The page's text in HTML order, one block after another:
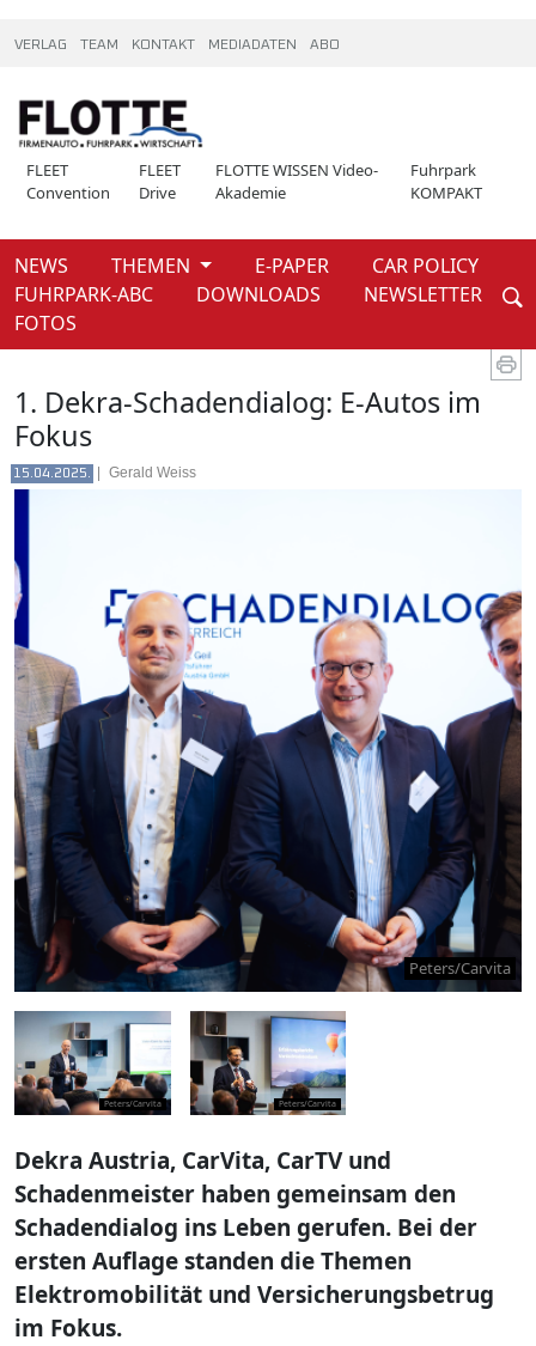
VERLAG TEAM KONTAKT MEDIADATEN ABO
FLEET
Convention
FLEET
Drive
FLOTTE WISSEN Video-
Akademie
Fuhrpark
KOMPAKT
NEWS THEMEN E-PAPER
CAR POLICY
FUHRPARK-ABC
DOWNLOADS
NEWSLETTER
FOTOS
Weiter
News
1. Dekra-Schadendialog: E-Autos im
Fokus
15.04.2025. Gerald Weiss
Peters/Carvita
Peters/Carvita Peters/Carvita
Dekra Austria, CarVita, CarTV und
Schadenmeister haben gemeinsam den
Schadendialog ins Leben gerufen. Bei der
ersten Auflage standen die Themen
Elektromobilität und Versicherungsbetrug
im Fokus.